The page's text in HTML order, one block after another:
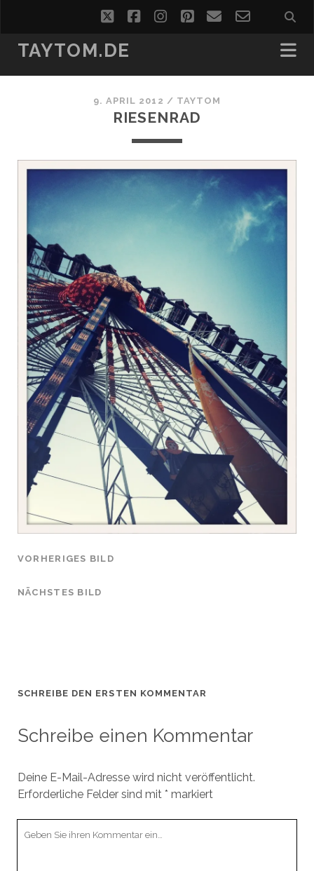
twitterfacebookinstagram
pinterest
emailemail-
form
TAYTOM.DE
9. APRIL 2012 / TAYTOM
RIESENRAD
VORHERIGES BILD
NÄCHSTES BILD
SCHREIBE DEN ERSTEN KOMMENTAR
Schreibe einen Kommentar
Deine E-Mail-Adresse wird nicht veröffentlicht.
Erforderliche Felder sind mit * markiert